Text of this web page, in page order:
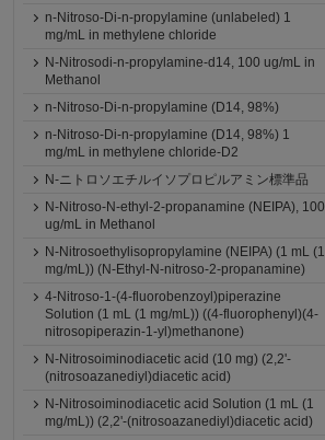
n-Nitroso-Di-n-propylamine (unlabeled) 1
mg/mL in methylene chloride
N-Nitrosodi-n-propylamine-d14, 100 ug/mL in
Methanol
n-Nitroso-Di-n-propylamine (D14, 98%)
n-Nitroso-Di-n-propylamine (D14, 98%) 1
mg/mL in methylene chloride-D2
N-ニトロソエチルイソプロピルアミン標準品
N-Nitroso-N-ethyl-2-propanamine (NEIPA), 100
ug/mL in Methanol
N-Nitrosoethylisopropylamine (NEIPA) (1 mL (1
mg/mL)) (N-Ethyl-N-nitroso-2-propanamine)
4-Nitroso-1-(4-fluorobenzoyl)piperazine
Solution (1 mL (1 mg/mL)) ((4-fluorophenyl)(4-
nitrosopiperazin-1-yl)methanone)
N-Nitrosoiminodiacetic acid (10 mg) (2,2'-
(nitrosoazanediyl)diacetic acid)
N-Nitrosoiminodiacetic acid Solution (1 mL (1
mg/mL)) (2,2'-(nitrosoazanediyl)diacetic acid)